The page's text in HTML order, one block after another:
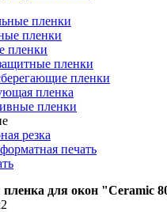
пленки
пленки
пленки
пленки
пленки
пленка
пленки
резка
печать
для окон "Ceramic